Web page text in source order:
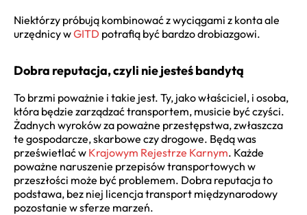
Niektórzy próbują kombinować z wyciągami z konta ale
urzędnicy wGITD potrafią być bardzo drobiazgowi.
Dobra reputacja, czyli nie jesteś bandytą
To brzmi poważnie i takie jest. Ty, jako właściciel, i osoba,
która będzie zarządzać transportem, musicie być czyści.
Żadnych wyroków za poważne przestępstwa, zwłaszcza
te gospodarcze, skarbowe czy drogowe. Będą was
prześwietlać w Krajowym Rejestrze Karnym. Każde
poważne naruszenie przepisów transportowych w
przeszłości może być problemem. Dobra reputacja to
podstawa, bez niej licencja transport międzynarodowy
pozostanie w sferze marzeń.